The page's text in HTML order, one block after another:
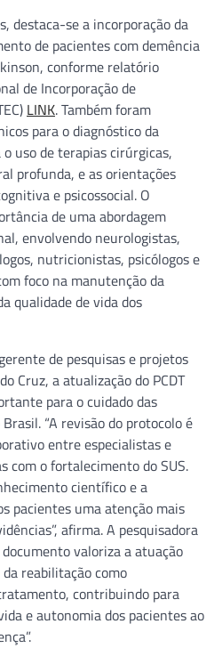
destaca-se a incorporação da
de pacientes com demência
conforme relatório
de Incorporação de
LINK. Também foram
para o diagnóstico da
uso de terapias cirúrgicas,
profunda, e as orientações
e psicossocial. O
de uma abordagem
envolvendo neurologistas,
nutricionistas, psicólogos e
foco na manutenção da
qualidade de vida dos
de pesquisas e projetos
Cruz, a atualização do PCDT
para o cuidado das
“A revisão do protocolo é
entre especialistas e
com o fortalecimento do SUS.
científico e a
pacientes uma atenção mais
afirma. A pesquisadora
valoriza a atuação
reabilitação como
contribuindo para
e autonomia dos pacientes ao